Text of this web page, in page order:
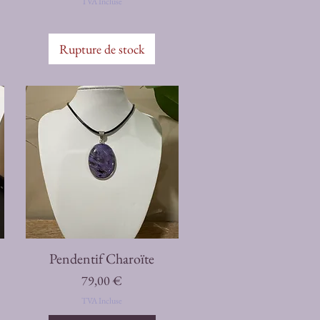
Rupture de stock
Aperçu rapide
Pendentif Charoïte
Prix
79,00 €
TVA Incluse